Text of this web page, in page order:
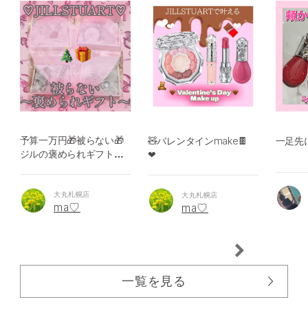
予算一万円🎁被らない🎁
ジルの褒められギフト♡
大丸札幌店
ma♡
🧸バレンタインmake🍫
❤︎
大丸札幌店
ma♡
一足先
一覧を見る